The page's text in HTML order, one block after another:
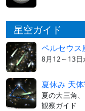
星空ガイド
ペルセウス
8月12～13日
夏休み 天
夏の大三角
観察ガイド